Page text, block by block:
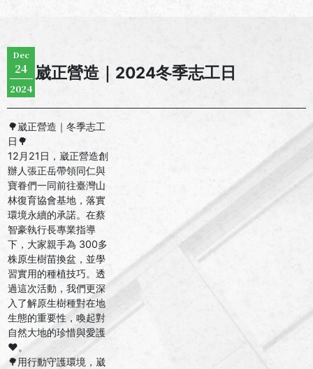
Dec
24
2024
崴正營造｜2024冬季志工日
🌳崴正營造｜冬季志工
日🌳
12月21日，崴正營造創
辦人張正岳帶領同仁與
寶眷們一同前往臺灣山
林復育協會基地，落實
環境永續的承諾。在蔡
智豪執行長專業指導
下，大家親手為 300多
株原生樹苗換盆，並學
習實用的種植技巧。透
過這次活動，我們更深
入了解原生樹種對在地
生態的重要性，喚起對
自然大地的珍惜與愛護
❤。
🌳用行動守護環境，崴